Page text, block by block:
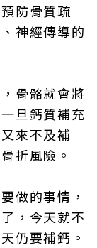
防骨質疏
神經傳導的
骨骼就會將
旦鈣質補充
來不及補
折風險。
做的事情，
，今天就不
仍要補鈣。